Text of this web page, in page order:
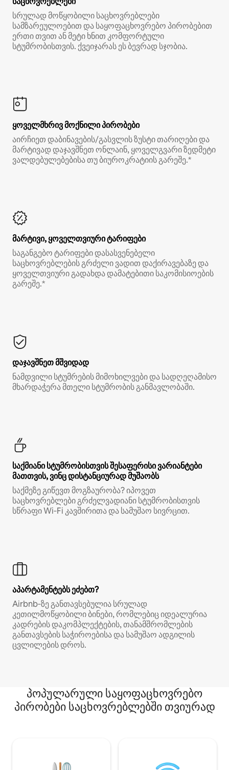
სრულად მოწყობილი საცხოვრებლები
სამზარეულოებით და საყოფაცხოვრებო პირობებით
ერთი თვით ან მეტი ხნით კომფორტული
სტუმრობისთვის. ქვეიჯარას ეს ბევრად სჯობია.
ყოველმხრივ მოქნილი პირობები
აირჩიეთ დაბინავების/გასვლის ზუსტი თარიღები და
მარტივად დაჯავშნეთ ონლაინ, ყოველგვარი ზედმეტი
ვალდებულებებისა თუ ბიუროკრატიის გარეშე.*
მარტივი, ყოველთვიური ტარიფები
საგანგებო ტარიფები დასასვენებელი
საცხოვრებლების გრძელი ვადით დაქირავებაზე და
ყოველთვიური გადახდა დამატებითი საკომისიოების
გარეშე.*
დაჯავშნეთ მშვიდად
ნამდვილი სტუმრების მიმოხილვები და სადღეღამისო
მხარდაჭერა მთელი სტუმრობის განმავლობაში.
საქმიანი სტუმრობისთვის შესაფერისი ვარიანტები
მათთვის, ვინც დისტანციურად მუშაობს
საქმეზე გიწევთ მოგზაურობა? იპოვეთ
საცხოვრებლები გრძელვადიანი სტუმრობისთვის
სწრაფი Wi‑Fi კავშირითა და სამუშაო სივრცით.
აპარტამენტებს ეძებთ?
Airbnb‑ზე განთავსებულია სრულად
კეთილმოწყობილი ბინები, რომლებიც იდეალურია
კადრების დაკომპლექტების, თანამშრომლების
განთავსების საჭიროებისა და სამუშაო ადგილის
ცვლილების დროს.
პოპულარული საყოფაცხოვრებო
პირობები საცხოვრებლებში თვიურად